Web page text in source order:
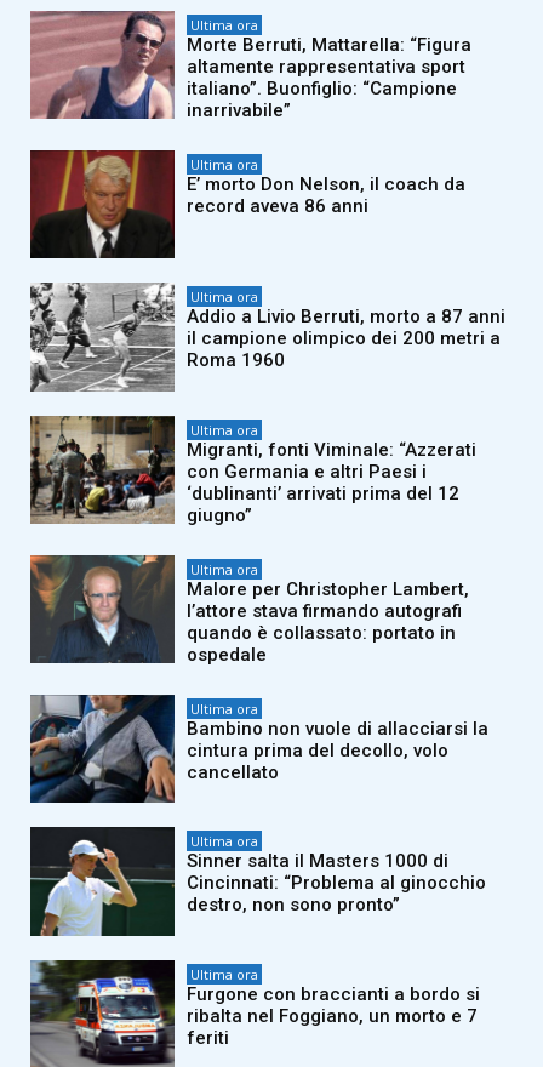
Ultima ora
Morte Berruti, Mattarella: “Figura
altamente rappresentativa sport
italiano”. Buonfiglio: “Campione
inarrivabile”
Ultima ora
E’ morto Don Nelson, il coach da
record aveva 86 anni
Ultima ora
Addio a Livio Berruti, morto a 87 anni
il campione olimpico dei 200 metri a
Roma 1960
Ultima ora
Migranti, fonti Viminale: “Azzerati
con Germania e altri Paesi i
‘dublinanti’ arrivati prima del 12
giugno”
Ultima ora
Malore per Christopher Lambert,
l’attore stava firmando autografi
quando è collassato: portato in
ospedale
Ultima ora
Bambino non vuole di allacciarsi la
cintura prima del decollo, volo
cancellato
Ultima ora
Sinner salta il Masters 1000 di
Cincinnati: “Problema al ginocchio
destro, non sono pronto”
Ultima ora
Furgone con braccianti a bordo si
ribalta nel Foggiano, un morto e 7
feriti